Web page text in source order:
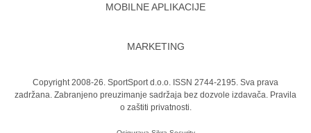
MOBILNE APLIKACIJE
MARKETING
Copyright 2008-26. SportSport d.o.o. ISSN 2744-2195. Sva prava
zadržana. Zabranjeno preuzimanje sadržaja bez dozvole izdavača. Pravila
o zaštiti privatnosti.